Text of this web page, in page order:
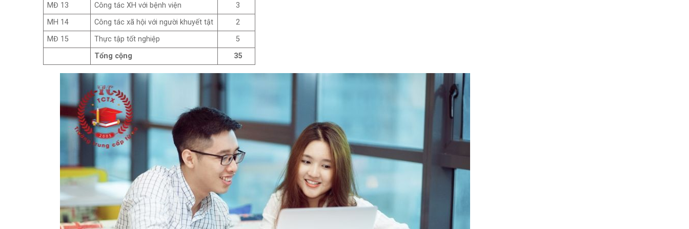
MĐ 13
Công tác XH với bệnh viện
3
MH 14
Công tác xã hội với người khuyết tật
2
MĐ 15
Thực tập tốt nghiệp
5
Tổng cộng
35